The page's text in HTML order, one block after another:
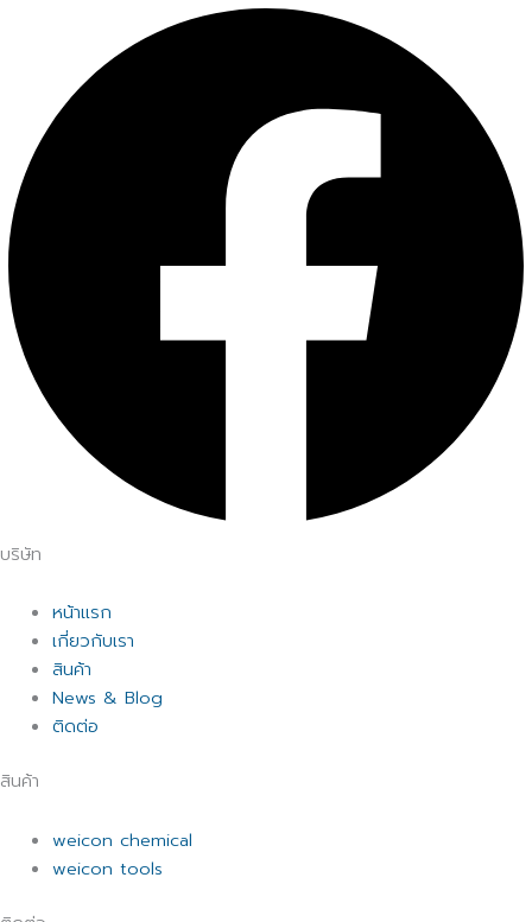
บริษัท
หน้าแรก
เกี่ยวกับเรา
สินค้า
News & Blog
ติดต่อ
สินค้า
weicon chemical
weicon tools